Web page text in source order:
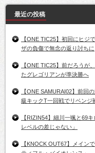
最近の投稿
【ONE TIC25】初回にヒジ
ザの負傷で無念の返り討ちに
【ONE TIC25】前だろうが
たグレゴリアンが準決勝へ
【ONE SAMURAI02】前回
級キックT一回戦でリベンジ
【RIZIN54】細川一颯と69
レベルの差じゃない」
【KNOCK OUT67】メイン